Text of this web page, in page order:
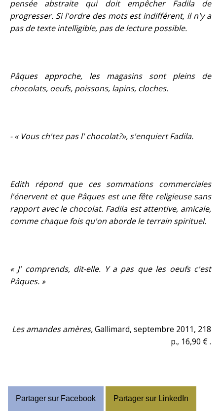
pensée abstraite qui doit empêcher Fadila de
progresser. Si l'ordre des mots est indifférent, il n'y a
pas de texte intelligible, pas de lecture possible.
Pâques approche, les magasins sont pleins de
chocolats, oeufs, poissons, lapins, cloches.
- « Vous ch'tez pas l' chocolat?», s'enquiert Fadila.
Edith répond que ces sommations commerciales
l'énervent et que Pâques est une fête religieuse sans
rapport avec le chocolat. Fadila est attentive, amicale,
comme chaque fois qu'on aborde le terrain spirituel.
« J' comprends, dit-elle. Y a pas que les oeufs c'est
Pâques. »
Les amandes amères,Gallimard, septembre 2011, 218
p., 16,90 € .
Partager sur Facebook Partager sur LinkedIn